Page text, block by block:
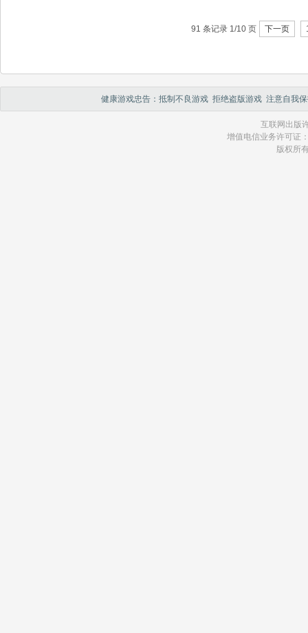
91 条记录 1/10 页 下一页
健康游戏忠告：抵制不良游戏 拒绝盗版游戏 注意自我
互联网出版
增值电信业务许可证
版权所